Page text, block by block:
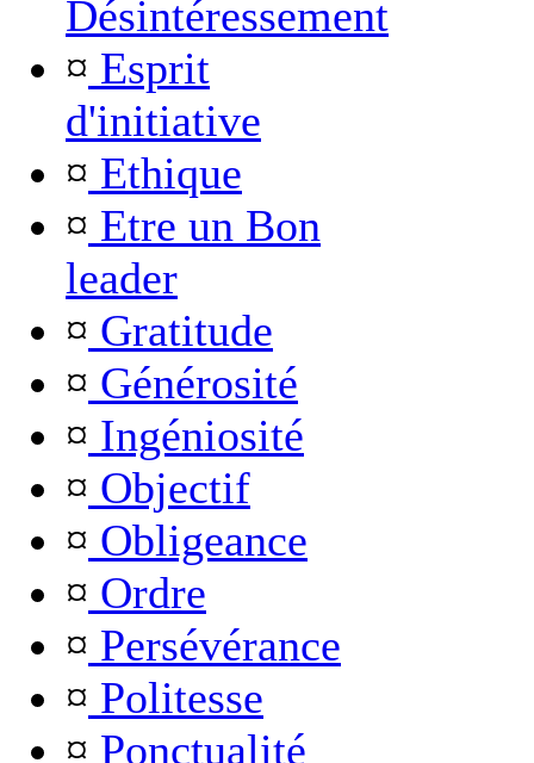
Désintéressement
¤ Esprit
d'initiative
¤ Ethique
¤ Etre un Bon
leader
¤ Gratitude
¤ Générosité
¤ Ingéniosité
¤ Objectif
¤ Obligeance
¤ Ordre
¤ Persévérance
¤ Politesse
¤ Ponctualité